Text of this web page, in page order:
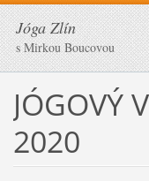
Jóga Zlín
s Mirkou Boucovou
JÓGOVÝ
2020